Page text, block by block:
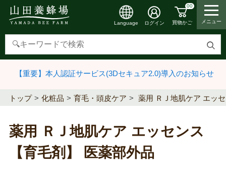
検
す
Language ログイン
00
買物かご メニュー
【重要】本人認証サービス(3Dセキュア2.0)導入のお知らせ
トップ 化粧品 育毛・頭皮ケア 薬用 ＲＪ地肌ケア エッ
薬用 ＲＪ地肌ケア エッセンス
【育毛剤】 医薬部外品